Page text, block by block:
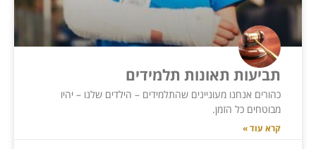
תביעות תאונות תלמידים
כהורים אנחנו מעוניינים שהתלמידים – הילדים שלנו – יהיו
מבוטחים כל הזמן.
קרא עוד »